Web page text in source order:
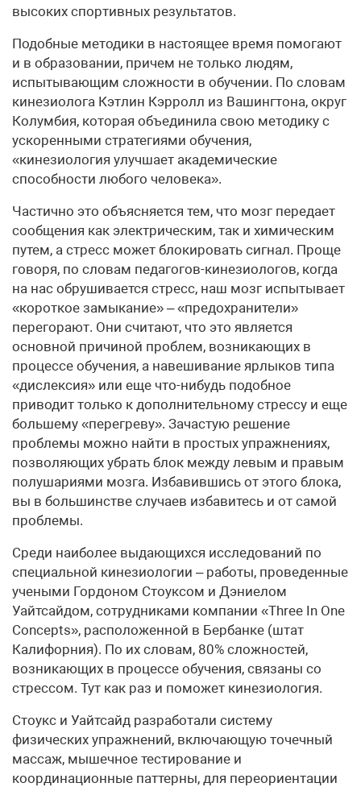
высоких спортивных результатов.
Подобные методики в настоящее время помогают
и в образовании, причем не только людям,
испытывающим сложности в обучении. По словам
кинезиолога Кэтлин Кэрролл из Вашингтона, округ
Колумбия, которая объединила свою методику с
ускоренными стратегиями обучения,
«кинезиология улучшает академические
способности любого человека».
Частично это объясняется тем, что мозг передает
сообщения как электрическим, так и химическим
путем, а стресс может блокировать сигнал. Проще
говоря, по словам педагогов-кинезиологов, когда
на нас обрушивается стресс, наш мозг испытывает
«короткое замыкание» – «предохранители»
перегорают. Они считают, что это является
основной причиной проблем, возникающих в
процессе обучения, а навешивание ярлыков типа
«дислексия» или еще что-нибудь подобное
приводит только к дополнительному стрессу и еще
большему «перегреву». Зачастую решение
проблемы можно найти в простых упражнениях,
позволяющих убрать блок между левым и правым
полушариями мозга. Избавившись от этого блока,
вы в большинстве случаев избавитесь и от самой
проблемы.
Среди наиболее выдающихся исследований по
специальной кинезиологии – работы, проведенные
учеными Гордоном Стоуксом и Дэниелом
Уайтсайдом, сотрудниками компании «Three In One
Concepts», расположенной в Бербанке (штат
Калифорния). По их словам, 80% сложностей,
возникающих в процессе обучения, связаны со
стрессом. Тут как раз и поможет кинезиология.
Стоукс и Уайтсайд разработали систему
физических упражнений, включающую точечный
массаж, мышечное тестирование и
координационные паттерны, для переориентации